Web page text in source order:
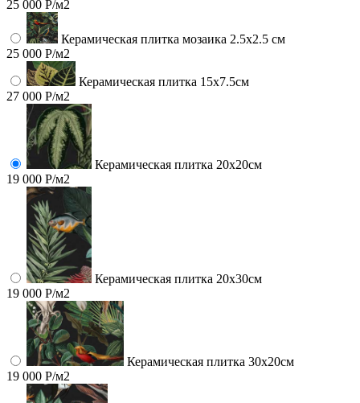
25 000 Р/м2
Керамическая плитка мозаика 2.5x2.5 см
25 000 Р/м2
Керамическая плитка 15х7.5см
27 000 Р/м2
Керамическая плитка 20х20см
19 000 Р/м2
Керамическая плитка 20х30см
19 000 Р/м2
Керамическая плитка 30х20см
19 000 Р/м2